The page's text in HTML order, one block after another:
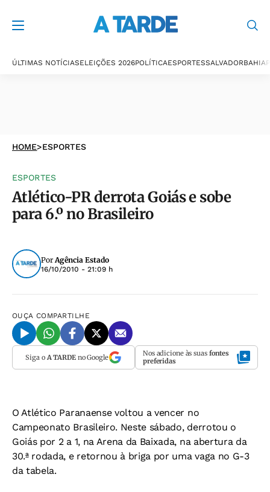
ÚLTIMAS NOTÍCIASELEIÇÕES 2026POLÍTICAESPORTESSALVADORBAHIA
HOME>ESPORTES
ESPORTES
Atlético-PR derrota Goiás e sobe
para 6.º no Brasileiro
PorAgência Estado
16/10/2010 - 21:09 h
OUÇA COMPARTILHE
Siga o A TARDEno Google Nos adicione às suas fontes
preferidas
O Atlético Paranaense voltou a vencer no
Campeonato Brasileiro. Neste sábado, derrotou o
Goiás por 2 a 1, na Arena da Baixada, na abertura da
30.ª rodada, e retornou à briga por uma vaga no G-3
da tabela.